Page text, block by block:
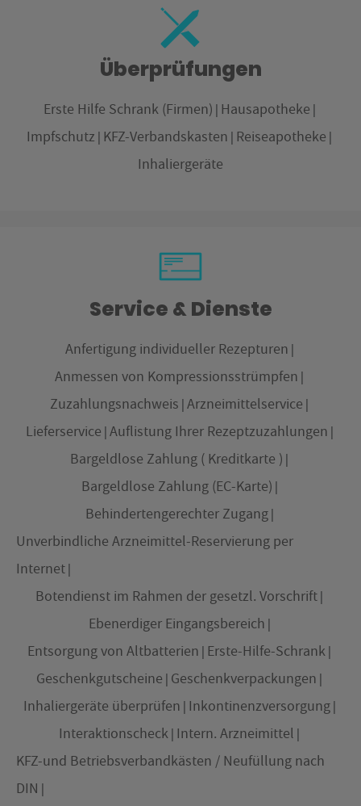
Überprüfungen
Erste Hilfe Schrank (Firmen) Hausapotheke
Impfschutz KFZ-Verbandskasten Reiseapotheke
Inhaliergeräte
Service & Dienste
Anfertigung individueller Rezepturen
Anmessen von Kompressionsstrümpfen
Zuzahlungsnachweis Arzneimittelservice
Lieferservice Auflistung Ihrer Rezeptzuzahlungen
Bargeldlose Zahlung ( Kreditkarte )
Bargeldlose Zahlung (EC-Karte)
Behindertengerechter Zugang
Unverbindliche Arzneimittel-Reservierung per
Internet
Botendienst im Rahmen der gesetzl. Vorschrift
Ebenerdiger Eingangsbereich
Entsorgung von Altbatterien Erste-Hilfe-Schrank
Geschenkgutscheine Geschenkverpackungen
Inhaliergeräte überprüfen Inkontinenzversorgung
Interaktionscheck Intern. Arzneimittel
KFZ-und Betriebsverbandkästen / Neufüllung nach
DIN